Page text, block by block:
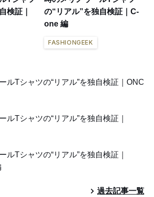
検証｜
の“リアル”を独自検証｜C-
one 編
FASHIONGEEK
ルTシャツの“リアル”を独自検証｜ONC
ルTシャツの“リアル”を独自検証｜
ルTシャツの“リアル”を独自検証｜
過去記事一覧